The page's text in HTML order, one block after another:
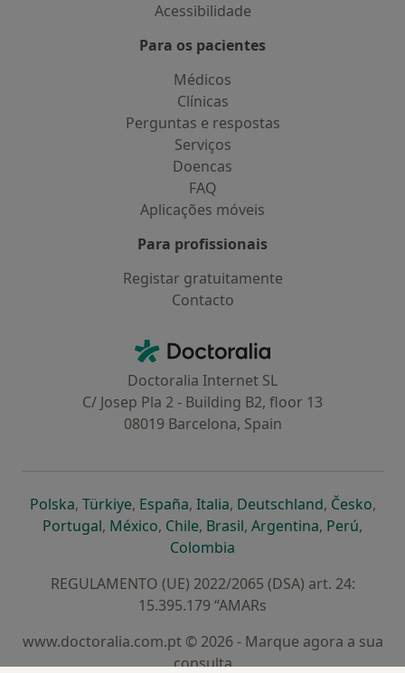
Acessibilidade
Para os pacientes
Médicos
Clínicas
Perguntas e respostas
Serviços
Doencas
FAQ
Aplicações móveis
Para profissionais
Registar gratuitamente
Contacto
Doctoralia - Homepage
Doctoralia Internet SL
C/ Josep Pla 2 - Building B2, floor 13
08019 Barcelona, Spain
Polskaabre num novo separador
, Türkiyeabre num novo separador
, Españaabre num novo separador
, Italiaabre num novo
, Deutschlandabre num
, Česko,
Portugalabre num novo separador
, Méxicoabre num novo separador
, Chileabre num novo separador
, Brasilabre num novo
, Argentinaabre num
, Perúabre
,
Colombia
REGULAMENTO (UE) 2022/2065 (DSA) art. 24:
15.395.179 “AMARs
www.doctoralia.com.pt © 2026 - Marque agora a sua
consulta